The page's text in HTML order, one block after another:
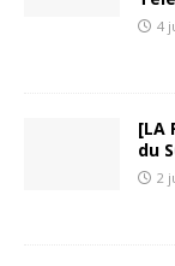
4
[LA
du
2